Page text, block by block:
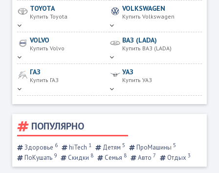
TOYOTA
Купить Toyota
VOLKSWAGEN
Купить Volkswagen
VOLVO
Купить Volvo
ВАЗ (LADA)
Купить ВАЗ (LADA)
ГАЗ
Купить ГАЗ
УАЗ
Купить УАЗ
ПОПУЛЯРНО
Здоровье 6 hiTech 1 Детям 5 ПроМашины 5
ПоКушать 9 Скидки 8 Семья 8 Авто 7 Отдых 3